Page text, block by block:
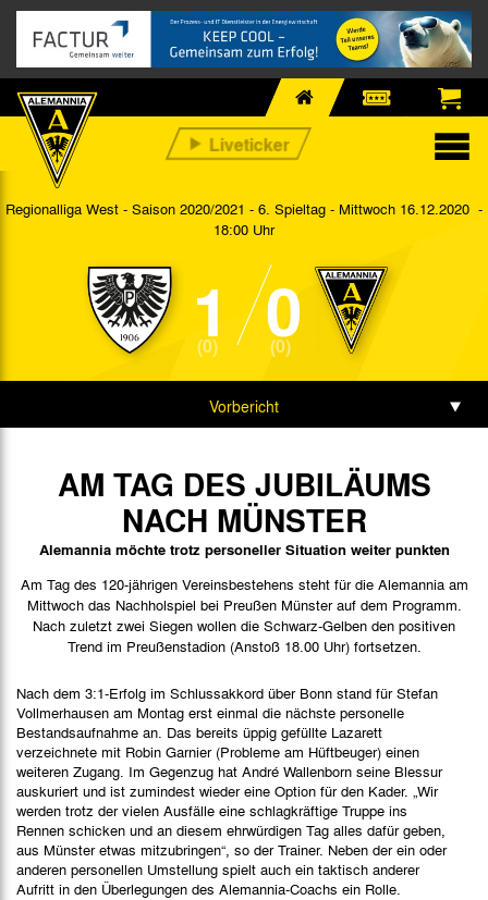
Regionalliga West - Saison 2020/2021 - 6. Spieltag - Mittwoch 16.12.2020 -
18:00 Uhr
1
(0) 0
(0)
Vorbericht
Spielbericht
Bilder
AM TAG DES JUBILÄUMS
NACH MÜNSTER
Alemannia möchte trotz personeller Situation weiter punkten
Am Tag des 120-jährigen Vereinsbestehens steht für die Alemannia am
Mittwoch das Nachholspiel bei Preußen Münster auf dem Programm.
Nach zuletzt zwei Siegen wollen die Schwarz-Gelben den positiven
Trend im Preußenstadion (Anstoß 18.00 Uhr) fortsetzen.
Nach dem 3:1-Erfolg im Schlussakkord über Bonn stand für Stefan
Vollmerhausen am Montag erst einmal die nächste personelle
Bestandsaufnahme an. Das bereits üppig gefüllte Lazarett
verzeichnete mit Robin Garnier (Probleme am Hüftbeuger) einen
weiteren Zugang. Im Gegenzug hat André Wallenborn seine Blessur
auskuriert und ist zumindest wieder eine Option für den Kader. „Wir
werden trotz der vielen Ausfälle eine schlagkräftige Truppe ins
Rennen schicken und an diesem ehrwürdigen Tag alles dafür geben,
aus Münster etwas mitzubringen“, so der Trainer. Neben der ein oder
anderen personellen Umstellung spielt auch ein taktisch anderer
Aufritt in den Überlegungen des Alemannia-Coachs ein Rolle.